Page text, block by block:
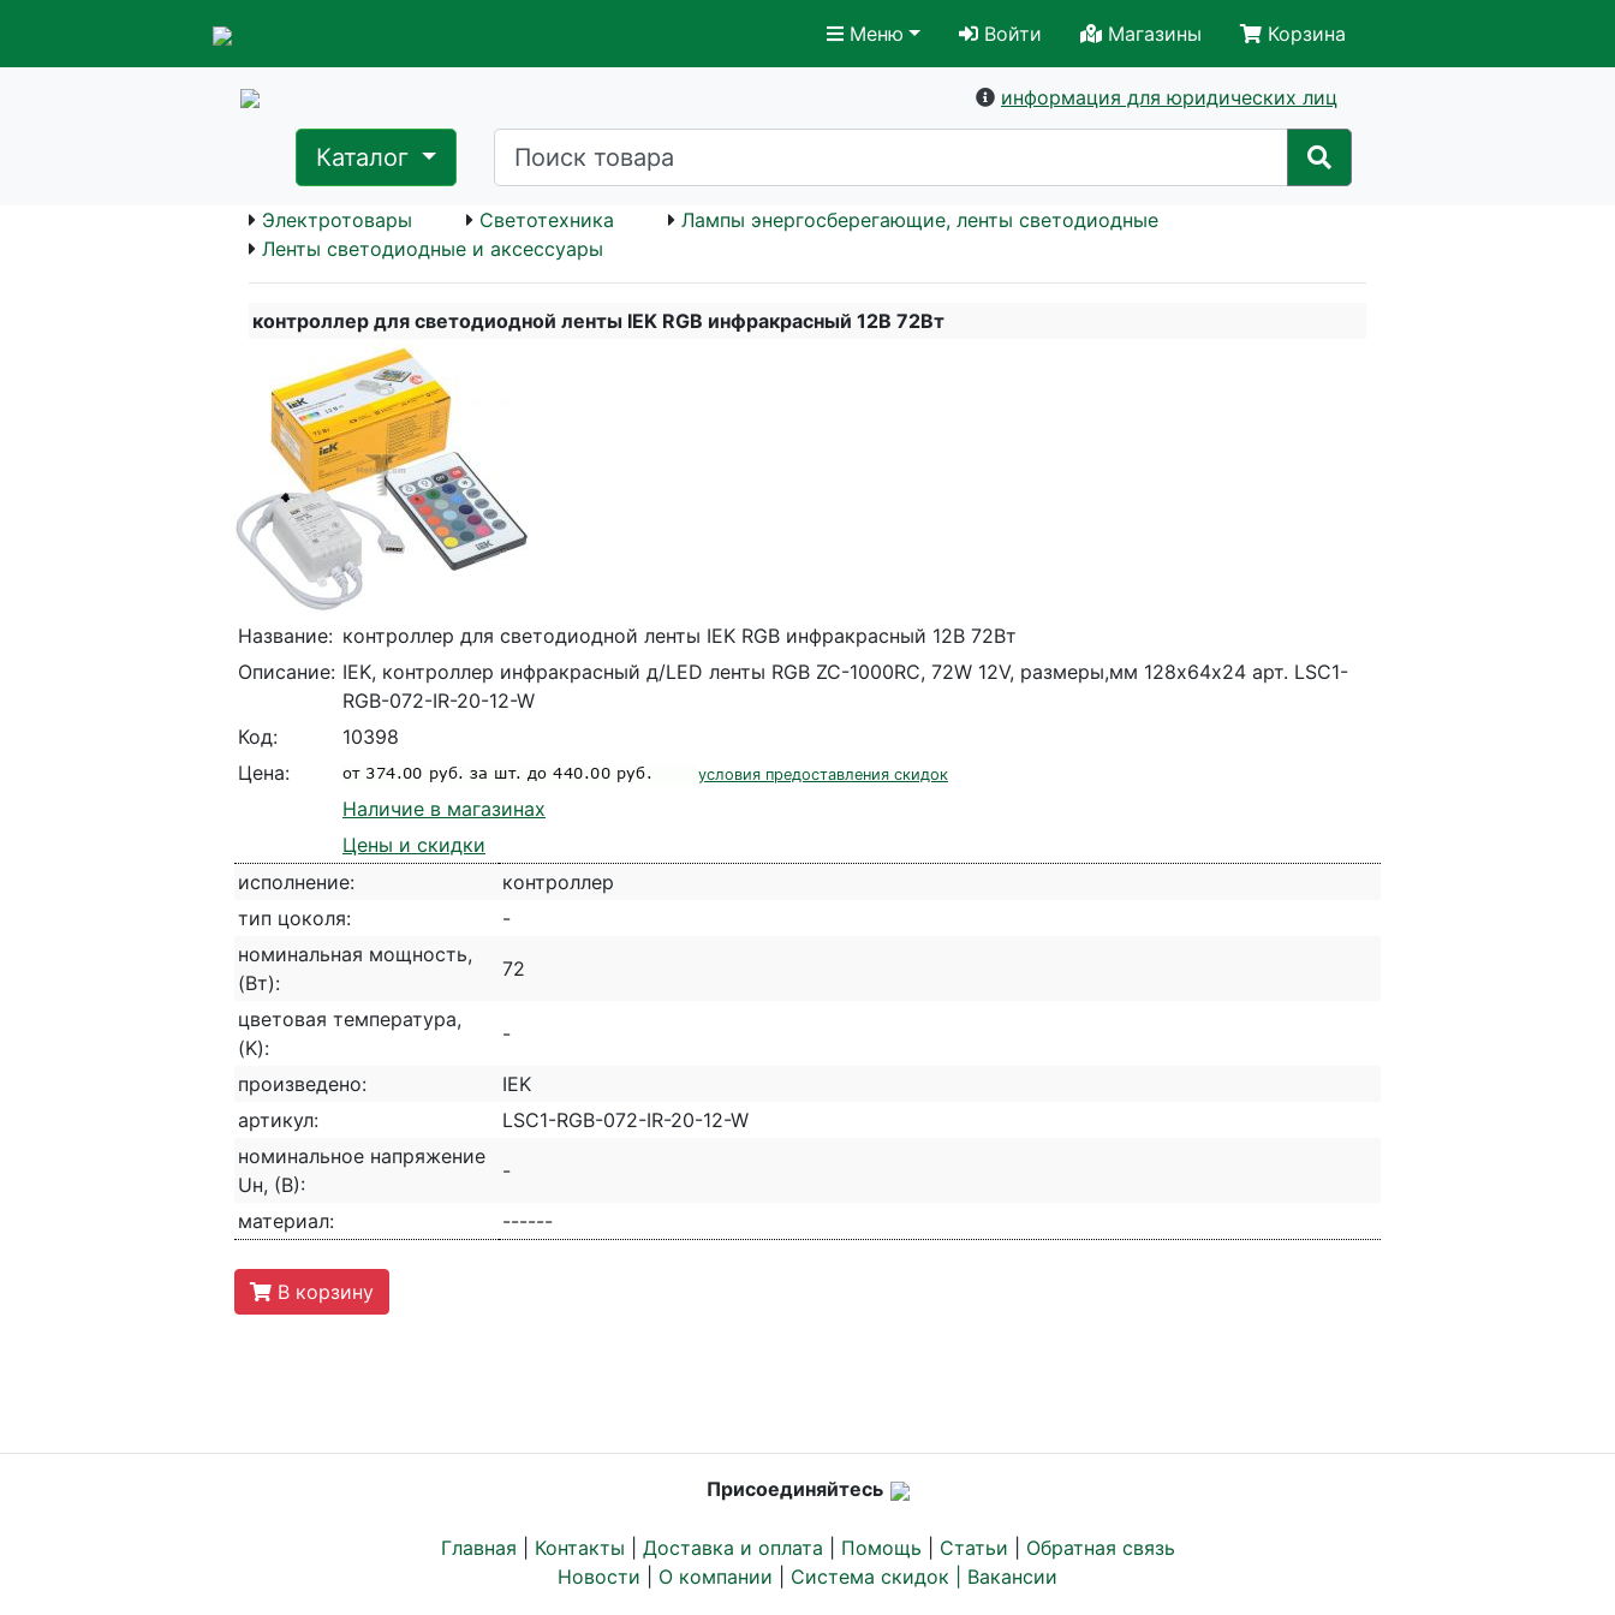
Меню Войти Магазины Корзина
информация для юридических лиц
Каталог
Электротовары Светотехника
Лампы энергосберегающие, ленты светодиодные
Ленты светодиодные и аксессуары
контроллер для светодиодной ленты IEK RGB инфракрасный 12В 72Вт
Название: контроллер для светодиодной ленты IEK RGB инфракрасный 12В 72Вт
Описание: IEK, контроллер инфракрасный д/LED ленты RGB ZC-1000RC, 72W 12V, размеры,мм 128х64х24 арт. LSC1-
RGB-072-IR-20-12-W
Код:
10398
Цена:
условия предоставления скидок
Наличие в магазинах
Цены и скидки
исполнение:
контроллер
тип цоколя:
-
номинальная мощность,
(Вт):
72
цветовая температура,
(K):
-
произведено:
IEK
артикул:
LSC1-RGB-072-IR-20-12-W
номинальное напряжение
Uн, (В):
-
материал: ------
В корзину
Присоединяйтесь
Главная Контакты Доставка и оплата Помощь Статьи
Обратная связь
Новости
О компании Система скидок | Вакансии